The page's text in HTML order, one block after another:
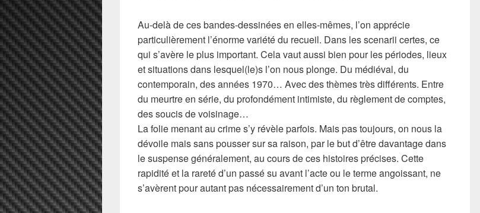
Au-delà de ces bandes-dessinées en elles-mêmes, l’on apprécie
particulièrement l’énorme variété du recueil. Dans les scenarii certes, ce
qui s’avère le plus important. Cela vaut aussi bien pour les périodes, lieux
et situations dans lesquel(le)s l’on nous plonge. Du médiéval, du
contemporain, des années 1970… Avec des thèmes très différents. Entre
du meurtre en série, du profondément intimiste, du règlement de comptes,
des soucis de voisinage…
La folie menant au crime s’y révèle parfois. Mais pas toujours, on nous la
dévoile mais sans pousser sur sa raison, par le but d’être davantage dans
le suspense généralement, au cours de ces histoires précises. Cette
rapidité et la rareté d’un passé su avant l’acte ou le terme angoissant, ne
s’avèrent pour autant pas nécessairement d’un ton brutal.